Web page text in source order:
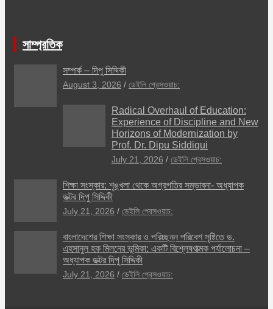
সাম্প্রতিক
সম্পর্ক – দিপু সিদ্দিকী
August 3, 2026 ডেইলি প্রেসওয়াচ:
Radical Overhaul of Education:
Experience of Discipline and New
Horizons of Modernization by
Prof. Dr. Dipu Siddiqui
July 21, 2026 ডেইলি প্রেসওয়াচ:
শিক্ষা সংস্কার: শৃঙ্খলা থেকে অগ্রগতির সম্ভাবনা- অধ্যাপক
ডক্টর দিপু সিদ্দিকী
July 21, 2026 ডেইলি প্রেসওয়াচ:
বাংলাদেশের শিক্ষা সংস্কার ও পরিচ্ছন্ন পরিবেশ সৃষ্টিতে ড.
এহসানুল হক মিলনের ভূমিকা: একটি বিশ্লেষণাত্মক পর্যালোচনা –
অধ্যাপক ডক্টর দিপু সিদ্দিকী
July 21, 2026 ডেইলি প্রেসওয়াচ: